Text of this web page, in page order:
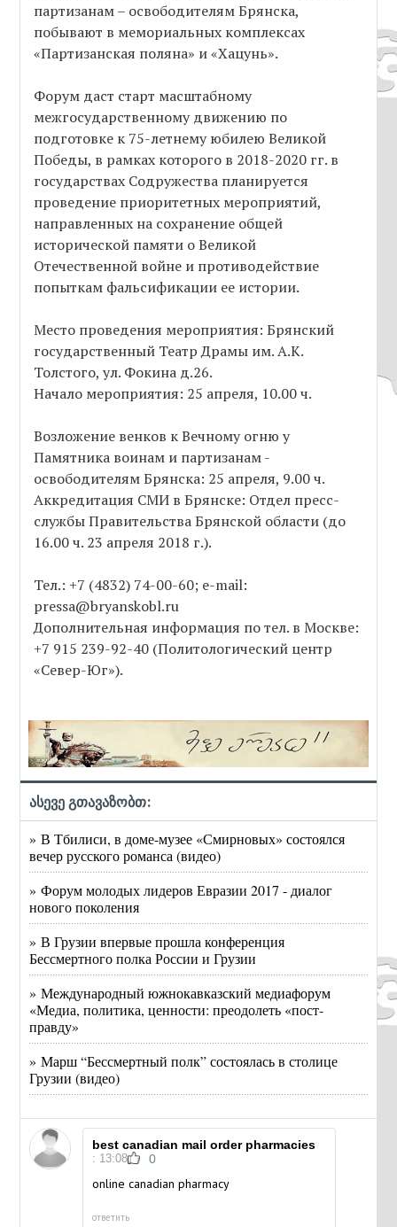
партизанам – освободителям Брянска,
побывают в мемориальных комплексах
«Партизанская поляна» и «Хацунь».
Форум даст старт масштабному
межгосударственному движению по
подготовке к 75-летнему юбилею Великой
Победы, в рамках которого в 2018-2020 гг. в
государствах Содружества планируется
проведение приоритетных мероприятий,
направленных на сохранение общей
исторической памяти о Великой
Отечественной войне и противодействие
попыткам фальсификации ее истории.
Место проведения мероприятия: Брянский
государственный Театр Драмы им. А.К.
Толстого, ул. Фокина д.26.
Начало мероприятия: 25 апреля, 10.00 ч.
Возложение венков к Вечному огню у
Памятника воинам и партизанам -
освободителям Брянска: 25 апреля, 9.00 ч.
Аккредитация СМИ в Брянске: Отдел пресс-
службы Правительства Брянской области (до
16.00 ч. 23 апреля 2018 г.).
Тел.: +7 (4832) 74-00-60; e-mail:
pressa@bryanskobl.ru
Дополнительная информация по тел. в Москве:
+7 915 239-92-40 (Политологический центр
«Север-Юг»).
ასევე გთავაზობთ:
» В Тбилиси, в доме-музее «Смирновых» состоялся
вечер русского романса (видео)
» Форум молодых лидеров Евразии 2017 - диалог
нового поколения
» В Грузии впервые прошла конференция
Бессмертного полка России и Грузии
» Международный южнокавказский медиафорум
«Медиа, политика, ценности: преодолеть «пост-
правду»
» Марш “Бессмертный полк” состоялась в столице
Грузии (видео)
best canadian mail order pharmacies
: 13:08 0
online canadian pharmacy
ответить